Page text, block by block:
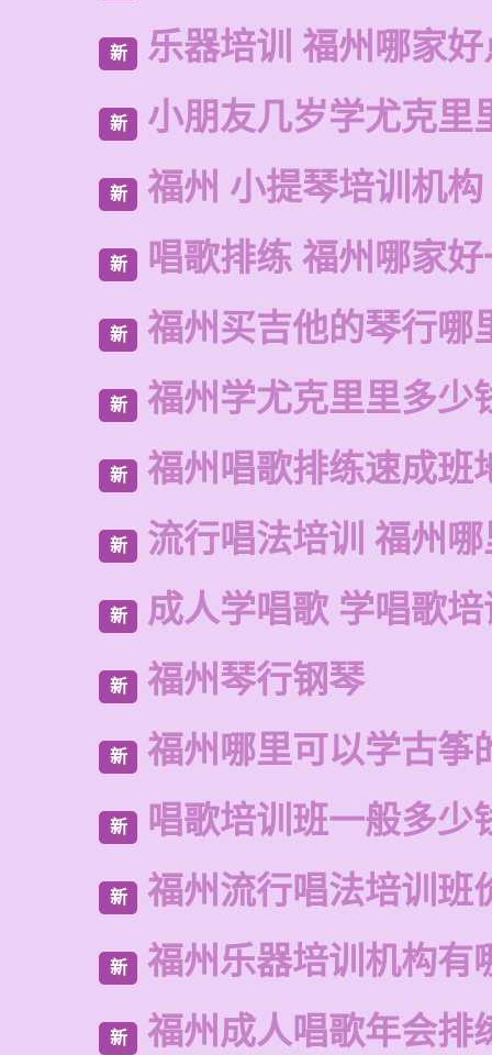
新 乐器培训 福州哪家好
新 小朋友几岁学尤克里
新 福州 小提琴培训机构
新 唱歌排练 福州哪家
新 福州买吉他的琴行哪
新 福州学尤克里里多少
新 福州唱歌排练速成班
新 流行唱法培训 福州
新 成人学唱歌 学唱歌培
新 福州琴行钢琴
新 福州哪里可以学古筝
新 唱歌培训班一般多少
新 福州流行唱法培训班
新 福州乐器培训机构有
新 福州成人唱歌年会排